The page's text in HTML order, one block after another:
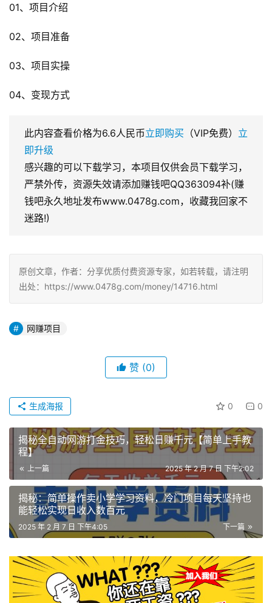
01、项目介绍
02、项目准备
03、项目实操
04、变现方式
此内容查看价格为6.6人民币立即购买 （VIP免费） 立
即升级
感兴趣的可以下载学习，本项目仅供会员下载学习，
严禁外传，资源失效请添加赚钱吧QQ363094补(赚
钱吧永久地址发布www.0478g.com，收藏我回家不
迷路!)
原创文章，作者：分享优质付费资源专家，如若转载，请注明
出处：https://www.0478g.com/money/14716.html
网赚项目
赞 (0)
0 0
生成海报
揭秘全自动网游打金技巧，轻松日赚千元【简单上手教
程】
上一篇 2025 年 2 月 7 日 下午2:02
揭秘：简单操作卖小学学习资料，冷门项目每天坚持也
能轻松实现日收入数百元
下一篇
2025 年 2 月 7 日 下午4:05